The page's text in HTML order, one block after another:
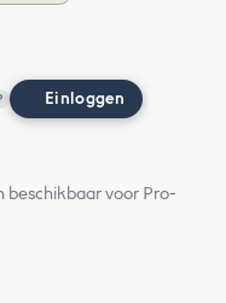
Einloggen
beschikbaar voor Pro-